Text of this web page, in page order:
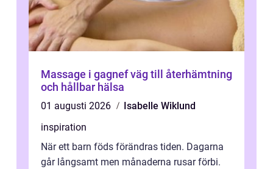
Massage i gagnef väg till återhämtning
och hållbar hälsa
01 augusti 2026
Isabelle Wiklund
inspiration
När ett barn föds förändras tiden. Dagarna
går långsamt men månaderna rusar förbi.